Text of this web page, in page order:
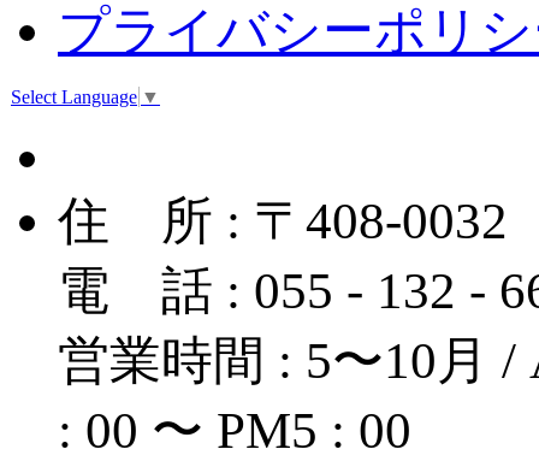
プライバシーポリ
Select Language ▼
住 所 : 〒408-0032
電 話 : 055 - 132 -
営業時間 : 5〜10月
: 00 〜 PM5 : 00